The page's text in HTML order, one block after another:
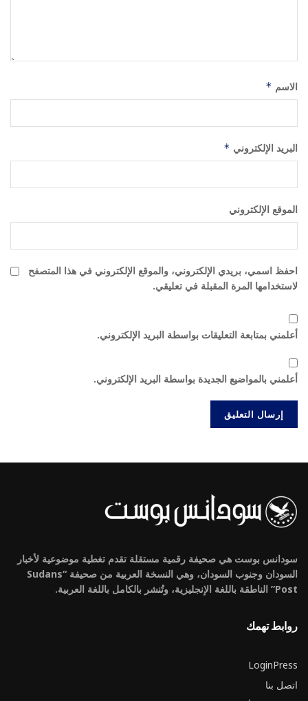
الاسم *
البريد الإلكتروني *
الموقع الإلكتروني
احفظ اسمي، بريدي الإلكتروني، والموقع الإلكتروني في هذا المتصفح
لاستخدامها المرة المقبلة في تعليقي.
أعلمني بمتابعة التعليقات بواسطة البريد الإلكتروني.
أعلمني بالمواضيع الجديدة بواسطة البريد الإلكتروني.
سودانس بوست هي صحيفة رقمية مستقلة تقدم تغطية موضوعية لأخبار
السودان وجنوب السودان، وهي النسخة العربية من صحيفة “Sudans
Post” الناطقة باللغة الإنجليزية، وتُنشر بالكامل باللغة العربية.
روابط تهمك
LoginPress
اتصل بنا